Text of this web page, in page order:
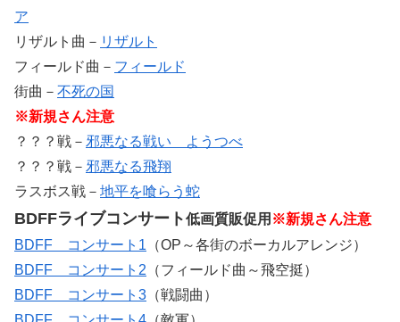
ア
リザルト曲－ リザルト
フィールド曲－ フィールド
街曲－ 不死の国
※新規さん注意
？？？戦－ 邪悪なる戦い ようつべ
？？？戦－ 邪悪なる飛翔
ラスボス戦－ 地平を喰らう蛇
BDFFライブコンサート低画質販促用 ※新規さん注意
BDFF コンサート1 （OP～各街のボーカルアレンジ）
BDFF コンサート2 （フィールド曲～飛空挺）
BDFF コンサート3 （戦闘曲）